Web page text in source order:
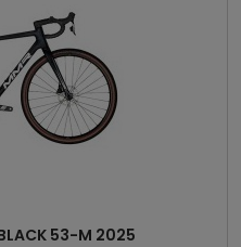
53-M 2025